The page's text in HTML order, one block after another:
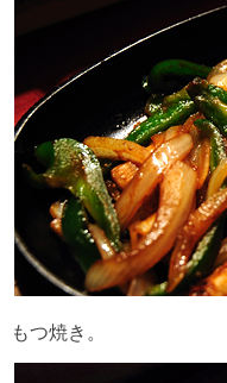
もつ焼き。